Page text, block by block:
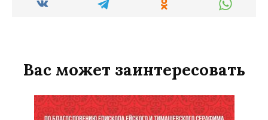
Вас может заинтересовать